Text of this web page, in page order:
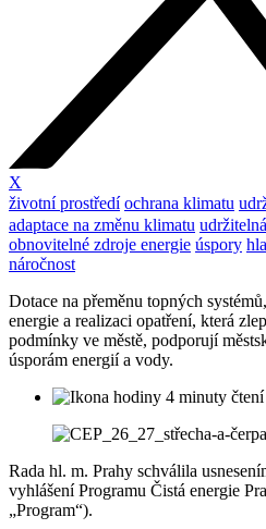
X
životní prostředí ochrana klimatu
adaptace na změnu klimatu
obnovitelné zdroje energie úspory
náročnost
Dotace na přeměnu topných
energie a realizaci opatření, která
podmínky ve městě, podporují
úsporám energií a vody.
4 minuty čtení
Rada hl. m. Prahy schválila
vyhlášení Programu Čistá energie
„Program“).